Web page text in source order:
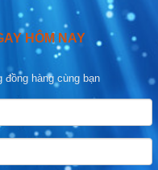
HÔM NAY
đồng hàng cùng bạn